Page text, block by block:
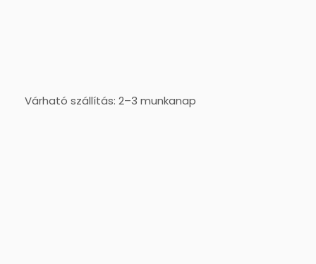
Várható szállítás: 2–3 munkanap